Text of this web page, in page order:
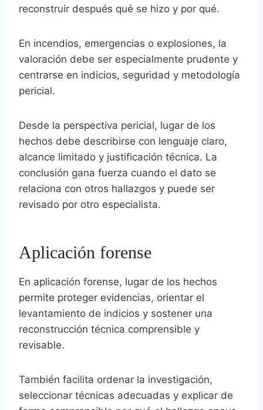
reconstruir después qué se hizo y por qué.
En incendios, emergencias o explosiones, la
valoración debe ser especialmente prudente y
centrarse en indicios, seguridad y metodología
pericial.
Desde la perspectiva pericial, lugar de los
hechos debe describirse con lenguaje claro,
alcance limitado y justificación técnica. La
conclusión gana fuerza cuando el dato se
relaciona con otros hallazgos y puede ser
revisado por otro especialista.
Aplicación forense
En aplicación forense, lugar de los hechos
permite proteger evidencias, orientar el
levantamiento de indicios y sostener una
reconstrucción técnica comprensible y
revisable.
También facilita ordenar la investigación,
seleccionar técnicas adecuadas y explicar de